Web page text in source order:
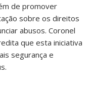
de promover
sobre os direitos
abusos. Coronel
que esta iniciativa
segurança e